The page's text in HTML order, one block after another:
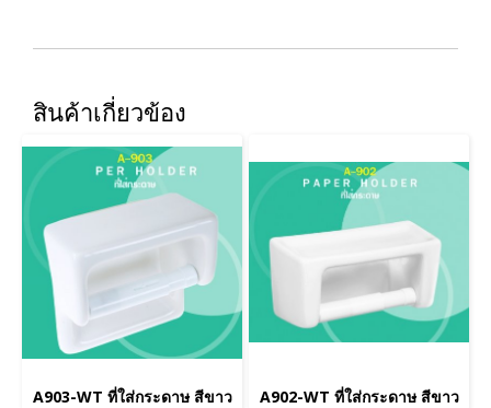
สินค้าเกี่ยวข้อง
A903-WT ที่ใส่กระดาษ สีขาว A902-WT ที่ใส่กระดาษ สีขาว